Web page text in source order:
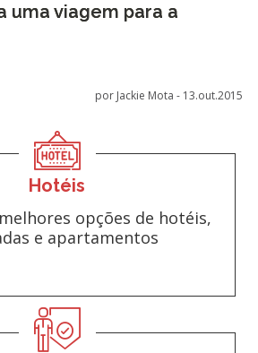
uma viagem para a
por Jackie Mota - 13.out.2015
Hotéis
opções de hotéis,
e apartamentos